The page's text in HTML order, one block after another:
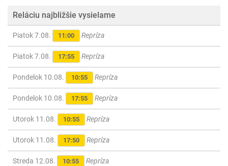
Reláciu najbližšie vysielame
Piatok 7.08. 11:00 Repríza
Piatok 7.08. 17:55 Repríza
Pondelok 10.08. 10:55 Repríza
Pondelok 10.08. 17:55 Repríza
Utorok 11.08. 10:55 Repríza
Utorok 11.08. 17:50 Repríza
Streda 12.08. 10:55 Repríza